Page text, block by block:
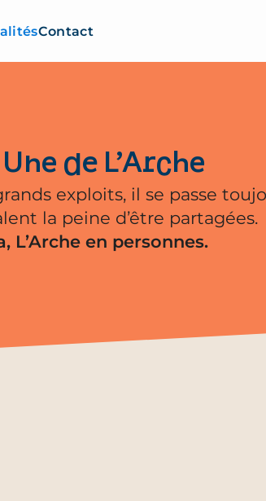
Contact
de L’Arche
exploits, il se passe
la peine d’être partagées.
L’Arche en personnes.